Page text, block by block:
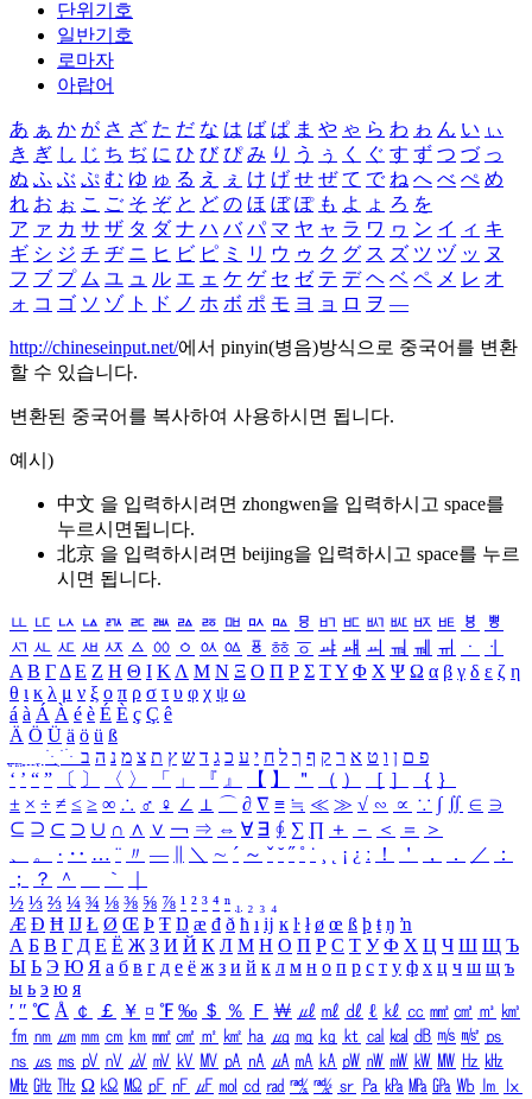
단위기호
일반기호
로마자
아랍어
あ ぁ か が さ ざ た だ な は ば ぱ ま や ゃ ら わ ゎ ん い ぃ
き ぎ し じ ち ぢ に ひ び ぴ み り う ぅ く ぐ す ず つ づ っ
ぬ ふ ぶ ぷ む ゆ ゅ る え ぇ け げ せ ぜ て で ね へ べ ぺ め
れ お ぉ こ ご そ ぞ と ど の ほ ぼ ぽ も よ ょ ろ を
ア ァ カ サ ザ タ ダ ナ ハ バ パ マ ヤ ャ ラ ワ ヮ ン イ ィ キ
ギ シ ジ チ ヂ ニ ヒ ビ ピ ミ リ ウ ゥ ク グ ス ズ ツ ヅ ッ ヌ
フ ブ プ ム ユ ュ ル エ ェ ケ ゲ セ ゼ テ デ ヘ ベ ペ メ レ オ
ォ コ ゴ ソ ゾ ト ド ノ ホ ボ ポ モ ヨ ョ ロ ヲ ―
http://chineseinput.net/에서 pinyin(병음)방식으로 중국어를 변환
할 수 있습니다.
변환된 중국어를 복사하여 사용하시면 됩니다.
예시)
中文 을 입력하시려면 zhongwen을 입력하시고 space를
누르시면됩니다.
北京 을 입력하시려면 beijing을 입력하시고 space를 누르
시면 됩니다.
ㅥ ㅦ ㅧ ㅨ ㅩ ㅪ ㅫ ㅬ ㅭ ㅮ ㅯ ㅰ ㅱ ㅲ ㅳ ㅴ ㅵ ㅶ ㅷ ㅸ
ㅹ
ㅺ ㅻ ㅼ ㅽ ㅾ ㅿ ㆀ ㆁ ㆂ ㆃ ㆄ ㆅ ㆆ ㆇ ㆈ ㆉ ㆊ ㆋ ㆌ ㆍ
ㆎ
Α Β ΓΔ Ε Ζ Η Θ Ι ΚΛ Μ Ν Ξ Ο Π Ρ Σ ΤΥ Φ Χ Ψ Ω α β γ δ ε ζ η
θ ι κ λ μ ν ξ ο π ρ σ τ υ φ χ ψ ω
á à Á À é è É È ç Ç ê
Ä Ö Ü ä ö ü ß
ִֶֹ ֻּ ׁׂ פ ם ן ו ט א ר ק ף ך ל ח י ע כ ג ד ש ץ ת צ מ נ ה ב
‘ ’ “ ” 〔 〕 〈 〉 「 」 『 』 【 】 ＂ （ ） ［ ］ ｛ ｝
± × ÷ ≠ ≤ ≥ ∞ ∴ ♂ ♀ ∠ ⊥ ⌒ ∂ ∇ ≡ ≒ ≪ ≫ √ ∽ ∝ ∵ ∫ ∬ ∈ ∋
⊆ ⊇ ⊂ ⊃ ∪ ∩ ∧ ∨ ￢ ⇒ ⇔ ∀ ∃ ∮ ∑ ∏ ＋ － ＜ ＝
＞
、
。 · ‥ … ¨ 〃 ― ＼ ∼ ´ ～ ˇ ˘ ˝ ˚ ˙ ¸ ¡ ¿ ː ！ ＇ ， ． ／
：
；
？ ＾ ｀
½ ⅓ ⅔ ¼ ¾ ⅛ ⅜ ⅝ ⅞ ¹ ² ³ ⁴ ⁿ ₁ ₂ ₃ ₄
Æ Ð Ħ Ĳ Ł Ø Œ Þ Ŧ Ŋ æ đ ð ħ ı ĳ ĸ ŀ ł ø œ ß þ ŧ ŋ ŉ
А Б В Г Д Е Ё Ж З И Й К Л М Н О П Р С Т У Ф Х Ц Ч Ш Щ Ъ
Ы Ь Э Ю Я а б в г д е ё ж з и й к л м н о п р с т у ф х ц ч ш щ ъ
ы ь э ю я
′ ″ ℃ Å ￠ ￡ ￥ ¤ ℉ ‰ ＄ ％ Ｆ ￦ ㎕ ㎖ ㎗ ℓ ㎘ ㏄ ㎣ ㎤ ㎥ ㎦
㎙ ㎚ ㎛ ㎜ ㎝ ㎞ ㎟ ㎠ ㎡ ㎢ ㏊ ㎍ ㎎ ㎏ ㏏ ㎈ ㎉ ㏈ ㎧ ㎨ ㎰
㎱ ㎲ ㎳ ㎴ ㎵ ㎶ ㎷ ㎸ ㎹ ㎀ ㎁ ㎂ ㎃ ㎄ ㎺ ㎻ ㎽ ㎾ ㎿ ㎐ ㎑
㎒ ㎓ ㎔ Ω ㏀ ㏁ ㎊ ㎋ ㎌ ㏖ ㏅ ㎭ ㎮ ㎯ ㏛ ㎩ ㎪ ㎫ ㎬ ㏝ ㏐
㏓